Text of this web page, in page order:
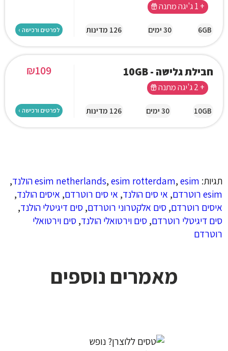
+ 1 ג'יגה מתנה
6GB 30 ימים 126 מדינות לפרטים ורכישה ›
חבילת גלישה - 10GB
+ 2 ג'יגה מתנה
10GB 30 ימים 126 מדינות
₪109
לפרטים ורכישה ›
תגיות: esim netherlands,esim rotterdam,esim הולנד
,
esim רוטרדם
, אי סים הולנד, אי סים רוטרדם, איסים הולנד,
איסים רוטרדם,סים אלקטרוני רוטרדם,סים דיגיטלי הולנד,
סים דיגיטלי רוטרדם,סים וירטואלי הולנד,סים וירטואלי
רוטרדם
מאמרים נוספים